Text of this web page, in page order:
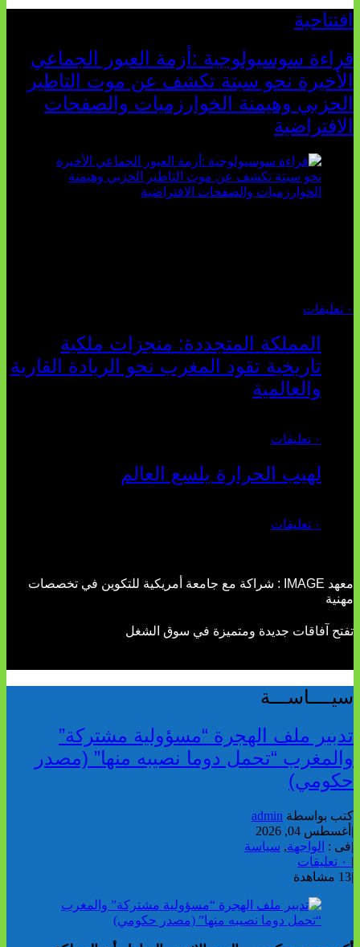
افتتاحية
قراءة سوسيولوجية :أزمة العبور الجماعي
الأخيرة نحو سبتة تكشف عن موت التاطير
الحزبي وهيمنة الخوارزميات والصفحات
الافتراضية
٠ تعليقات
المملكة المتجددة: منجزات ملكية
تاريخية تقود المغرب نحو الريادة القارية
والعالمية
٠ تعليقات
لهيب الحرارة يلسع العالم
٠ تعليقات
معهد IMAGE : شراكة مع جامعة أمريكية للتكوين في تخصصات
مهنية
تفتح آفاقات جديدة ومتميزة في سوق الشغل
سيــــاســـة
تدبير ملف الهجرة “مسؤولية مشتركة”
والمغرب “تحمل دوما نصيبه منها” (مصدر
حكومي)
كتب بواسطة admin
| أغسطس 04, 2026
|فى : الواجهة, سياسة
|
|13 مشاهدة